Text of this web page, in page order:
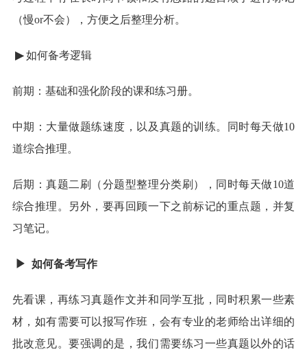
（慢or不会），方便之后整理分析。
▶如何备考逻辑
前期：基础和强化阶段的课和练习册。
中期：大量做题练速度，以及真题的训练。同时每天做10
道综合推理。
后期：真题二刷（分题型整理分类刷），同时每天做10道
综合推理。另外，要再回顾一下之前标记的重点题，并复
习笔记。
▶ 如何备考写作
先看课，再练习真题作文并和同学互批，同时积累一些素
材，如有需要可以报写作班，会有专业的老师给出详细的
批改意见。要强调的是，我们需要练习一些真题以外的话